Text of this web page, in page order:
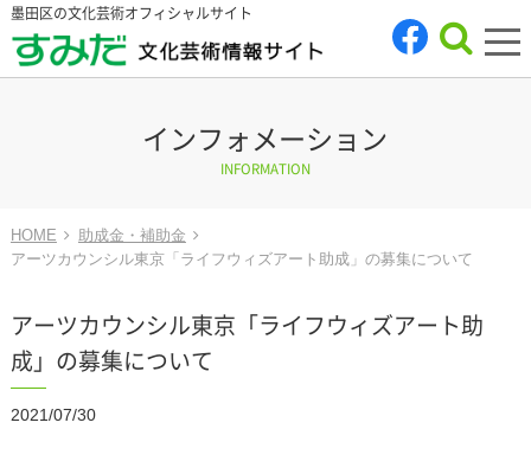
墨田区の文化芸術オフィシャルサイト
インフォメーション
INFORMATION
HOME
助成金・補助金
アーツカウンシル東京「ライフウィズアート助成」の募集について
アーツカウンシル東京「ライフウィズアート助
成」の募集について
2021/07/30